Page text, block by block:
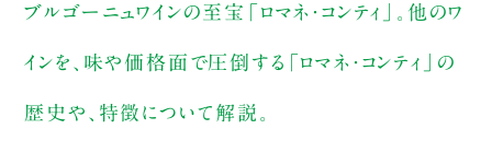
ブルゴーニュワインの至宝「ロマネ・コンティ」。他のワ
インを、味や価格面で圧倒する「ロマネ・コンティ」の
歴史や、特徴について解説。